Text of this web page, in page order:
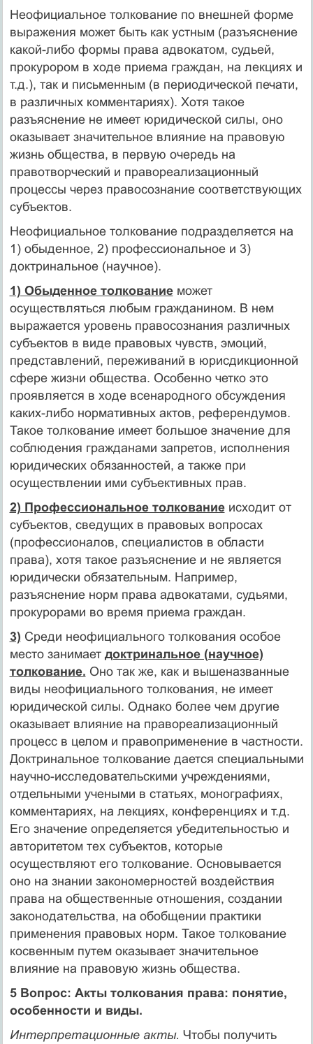
Неофициальное толкование по внешней форме
выражения может быть как устным (разъяснение
какой-либо формы права адвокатом, судьей,
прокурором в ходе приема граждан, на лекци­ях и
т.д.), так и письменным (в периодической печати,
в различ­ных комментариях). Хотя такое
разъяснение не имеет юридичес­кой силы, оно
оказывает значительное влияние на правовую
жизнь общества, в первую очередь на
правотворческий и правореализационный
процессы через правосознание соответствую­щих
субъектов.
Неофициальное толкование подразделяется на
1) обыденное, 2) профессиональное и 3)
доктринальное (научное).
1) Обыденное толкованиеможет
осуществляться любым гражда­нином. В нем
выражается уровень правосознания различных
субъектов в виде правовых чувств, эмоций,
представлений, пере­живаний в юрисдикционной
сфере жизни общества. Особенно четко это
проявляется в ходе всенародного обсуждения
каких-либо нормативных актов, референдумов.
Такое толкование имеет большое значение для
соблюдения гражданами запретов, испол­нения
юридических обязанностей, а также при
осуществлении ими субъективных прав.
2) Профессиональное толкованиеисходит от
субъектов, сведу­щих в правовых вопросах
(профессионалов, специалистов в об­ласти
права), хотя такое разъяснение и не является
юридически обязательным. Например,
разъяснение норм права адвокатами, судьями,
прокурорами во время приема граждан.
3) Среди неофициального толкования особое
место занимает доктринальное (научное)
толкование. Оно так же, как и вышена­званные
виды неофициального толкования, не имеет
юридичес­кой силы. Однако более чем другие
оказывает влияние на правореализационный
процесс в целом и правоприменение в частнос­ти.
Доктринальное толкование дается специальными
научно-исследовательскими учреждениями,
отдельными учеными в статьях, монографиях,
комментариях, на лекциях, конференциях и т.д.
Его значение определяется убедительностью и
авторитетом тех субъектов, которые
осуществляют его толкование. Основывается
оно на знании закономерностей воздействия
права на общественные отношения, создании
законодательства, на обобщении практики
применения правовых норм. Такое толкование
косвенным путем оказывает значительное
влияние на правовую жизнь общества.
5 Вопрос: Акты толкования права: понятие,
особенности и виды.
Интерпретационные акты. Чтобы получить